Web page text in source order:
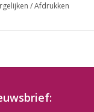
/Afdrukken